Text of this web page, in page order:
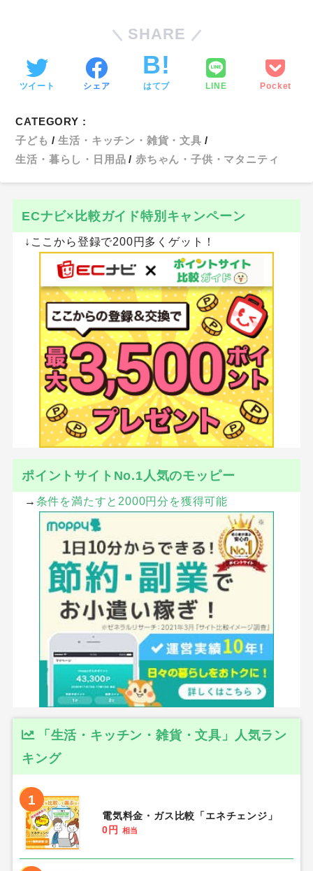
SHARE
ツイート シェア はてブ LINE Pocket
CATEGORY :
子ども
生活・キッチン・雑貨・文具
生活・暮らし・日用品
赤ちゃん・子供・マタニティ
ECナビ×比較ガイド特別キャンペーン
↓ここから登録で200円多くゲット！
ポイントサイトNo.1人気のモッピー
→ 条件を満たすと2000円分を獲得可能
「生活・キッチン・雑貨・文具」人気ラン
キング
1
電気料金・ガス比較「エネチェンジ」
0円
相当